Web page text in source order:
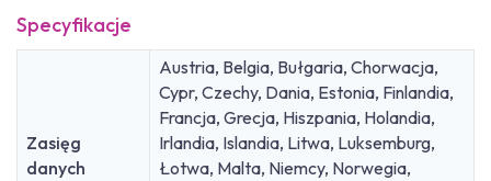
Specyfikacje
Zasięg
danych
Austria, Belgia, Bułgaria, Chorwacja,
Cypr, Czechy, Dania, Estonia, Finlandia,
Francja, Grecja, Hiszpania, Holandia,
Irlandia, Islandia, Litwa, Luksemburg,
Łotwa, Malta, Niemcy, Norwegia,